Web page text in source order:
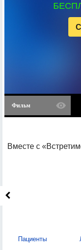
Фильм
Вместе с
Пациенты